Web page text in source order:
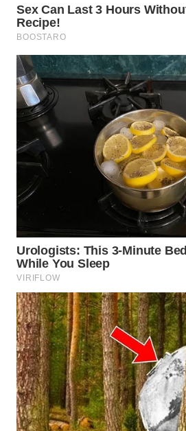
CIANJUR
WN
KEPULAUAN
SERIBU
WN
TANGERANG
WN
BINJAI
CIREBON
WN
INDRAMAYU
WN
KUNINGAN
WN
MAJALENGKA
WN
SUBANG